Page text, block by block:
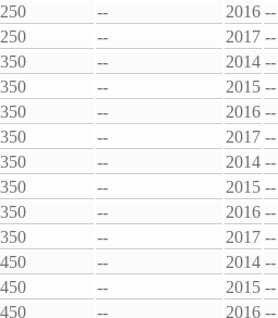
250 -- 2016 --
250 -- 2017 --
350 -- 2014 --
350 -- 2015 --
350 -- 2016 --
350 -- 2017 --
350 -- 2014 --
350 -- 2015 --
350 -- 2016 --
350 -- 2017 --
450 -- 2014 --
450 -- 2015 --
450 -- 2016 --